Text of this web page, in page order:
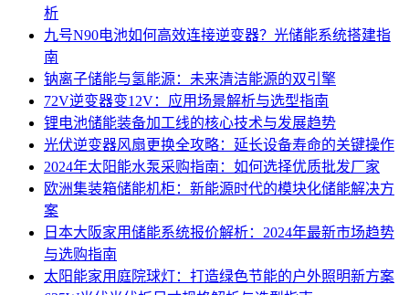
析
九号N90电池如何高效连接逆变器？光储能系统搭建指
南
钠离子储能与氢能源：未来清洁能源的双引擎
72V逆变器变12V：应用场景解析与选型指南
锂电池储能装备加工线的核心技术与发展趋势
光伏逆变器风扇更换全攻略：延长设备寿命的关键操作
2024年太阳能水泵采购指南：如何选择优质批发厂家
欧洲集装箱储能机柜：新能源时代的模块化储能解决方
案
日本大阪家用储能系统报价解析：2024年最新市场趋势
与选购指南
太阳能家用庭院球灯：打造绿色节能的户外照明新方案